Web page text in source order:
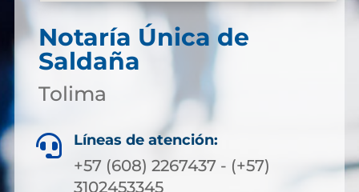
Notaría Única de
Saldaña
Tolima
 Líneas de atención:
+57 (608) 2267437 - (+57)
3102453345